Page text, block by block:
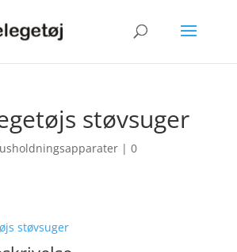
støvsuger
| 0